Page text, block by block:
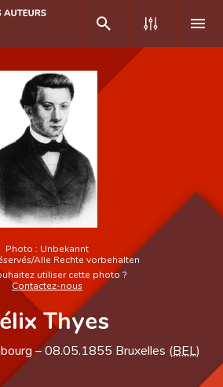
Photo : Unbekannt
Alle Rechte vorbehalten
utiliser cette photo ?
Contactez-nous
Thyes
–08.05.1855 Bruxelles (BEL )